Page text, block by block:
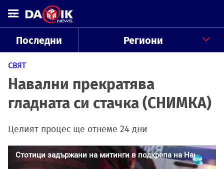
Последни Региони
СВЯТ
Навални прекратява
гладната си стачка (СНИМКА)
Целият процес ще отнеме 24 дни